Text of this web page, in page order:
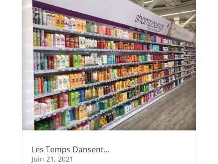
Les Temps Dansent…
Juin 21, 2021